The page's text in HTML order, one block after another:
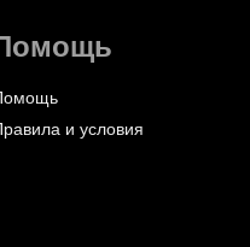
и условия